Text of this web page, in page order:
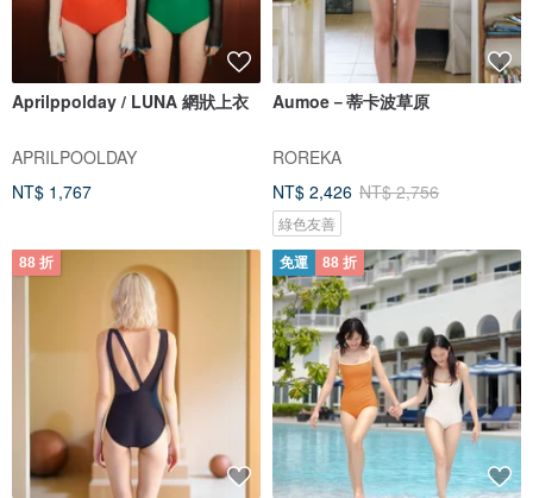
Aprilppolday / LUNA 網狀上衣
APRILPOOLDAY
NT$ 1,767
Aumoe－蒂卡波草原
ROREKA
NT$ 2,426 NT$ 2,756
綠色友善
88 折 免運 88 折